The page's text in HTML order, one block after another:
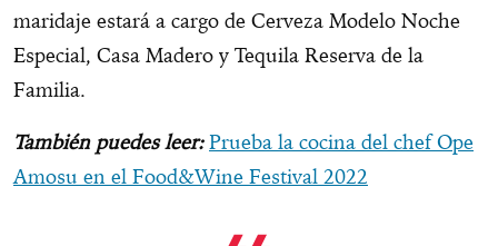
maridaje estará a cargo de Cerveza Modelo Noche
Especial, Casa Madero y Tequila Reserva de la
Familia.
También puedes leer:Prueba la cocina del chef Ope
Amosu en el Food&Wine Festival 2022